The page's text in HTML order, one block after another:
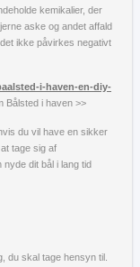
kemikalier, der
aske og andet affald
ikke påvirkes negativt
i-haven-en-diy-
Bålsted i haven >>
du vil have en sikker
tage sig af
dit bål i lang tid
du skal tage hensyn til.